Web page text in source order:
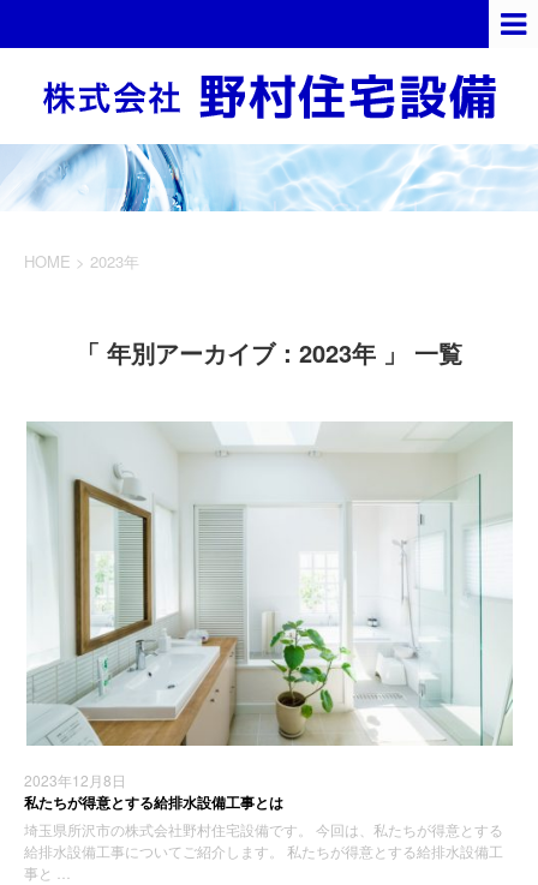
HOME > 2023年
「 年別アーカイブ：2023年 」 一覧
2023年12月8日
私たちが得意とする給排水設備工事とは
埼玉県所沢市の株式会社野村住宅設備です。 今回は、私たちが得意とする
給排水設備工事についてご紹介します。 私たちが得意とする給排水設備工
事と …